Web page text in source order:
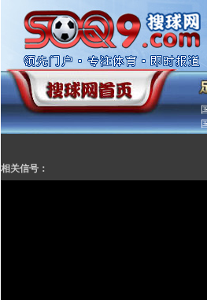
相关信号：